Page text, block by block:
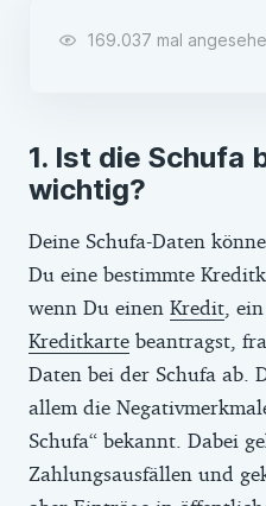
169.037 mal
Ist die Schufa
wichtig?
Deine Schufa-Daten
Du eine bestimmte
wenn Du einen Kredit , ein
Kreditkarte beantragst,
Daten bei der Schufa ab.
allem die
Schufa“ bekannt. Dabei
Zahlungsausfällen und